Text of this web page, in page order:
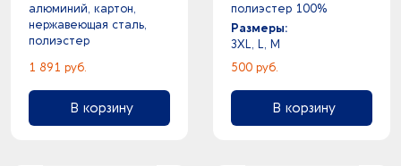
алюминий, картон,
нержавеющая сталь,
полиэстер
1 891 руб.
В корзину
полиэстер 100%
Размеры:
3XL, L, M
500 руб.
В корзину